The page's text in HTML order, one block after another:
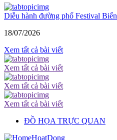
Diễu hành đường phố Festival Biển
18/07/2026
Xem tất cả bài viết
Xem tất cả bài viết
Xem tất cả bài viết
Xem tất cả bài viết
ĐỒ HỌA TRỰC QUAN